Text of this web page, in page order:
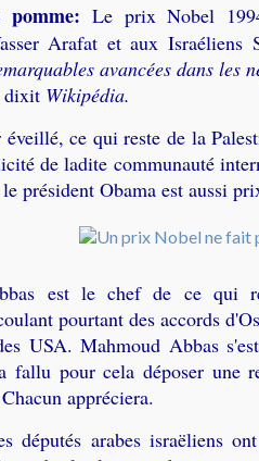
Le prix Nobel
Arafat et aux Israéliens
avancées dans les
dixit Wikipédia.
ce qui reste de la
de ladite communauté
président Obama est aussi
est le chef de ce qui
pourtant des accords
USA. Mahmoud Abbas
fallu pour cela déposer une
appréciera.
députés arabes israëliens